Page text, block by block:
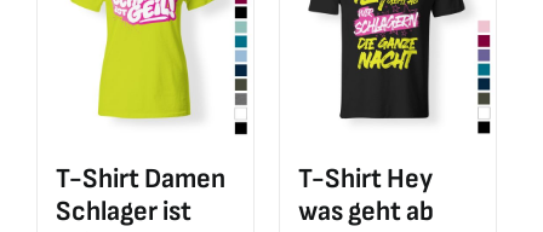
auf.
Optionen
können
der
Produktseite
auf.
Die
können
der
Produktseite
T-Shirt Damen
Schlager ist
T-Shirt Hey
was geht ab